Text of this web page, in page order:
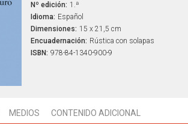
Nº edición: 1.ª
Idioma: Español
Dimensiones: 15 x 21,5 cm
Encuadernación: Rústica con solapas
ISBN: 978-84-1340-900-9
MEDIOS CONTENIDO ADICIONAL